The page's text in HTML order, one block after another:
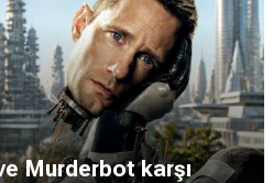
Murderbot karşı